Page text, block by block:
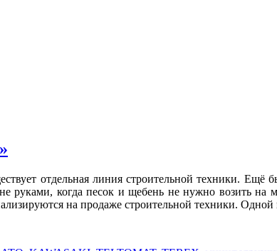
отдельная линия строительной техники. Ещё
руками, когда песок и щебень не нужно возить
на продаже строительной техники.